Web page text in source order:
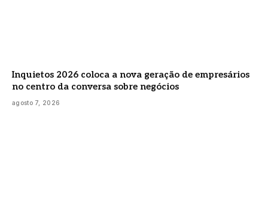
Inquietos 2026 coloca a nova geração de empresários
no centro da conversa sobre negócios
agosto 7, 2026